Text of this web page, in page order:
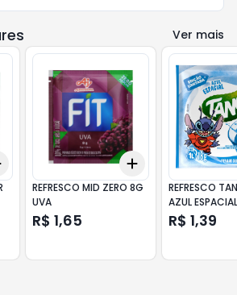
Ver mais
5 +10 + 5 +10
Add
REFRESCO MID ZERO 8G
UVA
R$ 1,65
REFRESCO
AZUL ESPACIAL
R$ 1,39